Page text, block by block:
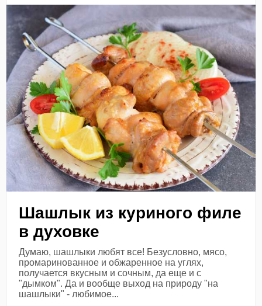
Шашлык из куриного филе
в духовке
Думаю, шашлыки любят все! Безусловно, мясо,
промаринованное и обжаренное на углях,
получается вкусным и сочным, да еще и с
"дымком". Да и вообще выход на природу "на
шашлыки" - любимое...